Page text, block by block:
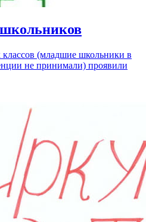
(младшие школьники в
не принимали) проявили